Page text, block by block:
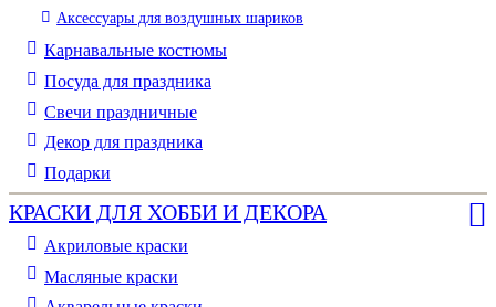
Аксессуары для воздушных шариков
Карнавальные костюмы
Посуда для праздника
Свечи праздничные
Декор для праздника
Подарки
КРАСКИ ДЛЯ ХОББИ И ДЕКОРА
Акриловые краски
Масляные краски